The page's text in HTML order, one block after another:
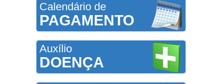
Calendário de
PAGAMENTO
Auxílio
DOENÇA